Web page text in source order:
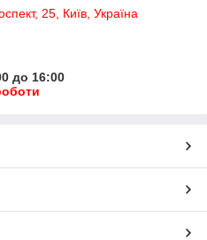
25, Київ, Україна
до 16:00